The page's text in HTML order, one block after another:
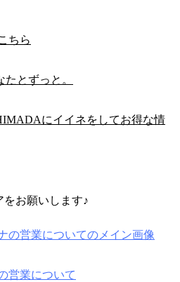
ちら
とずっと。
にイイネをしてお得な情
をお願いします♪
営業について